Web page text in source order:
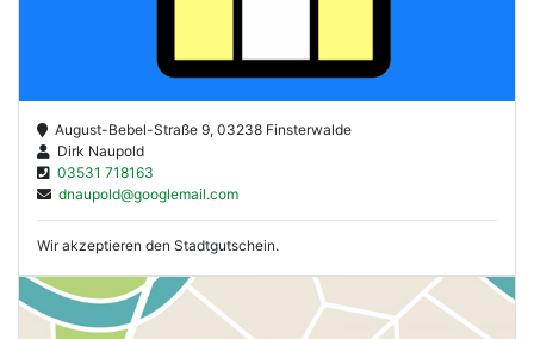
August-Bebel-Straße 9, 03238 Finsterwalde
Dirk Naupold
03531 718163
dnaupold@googlemail.com
Wir akzeptieren den Stadtgutschein.